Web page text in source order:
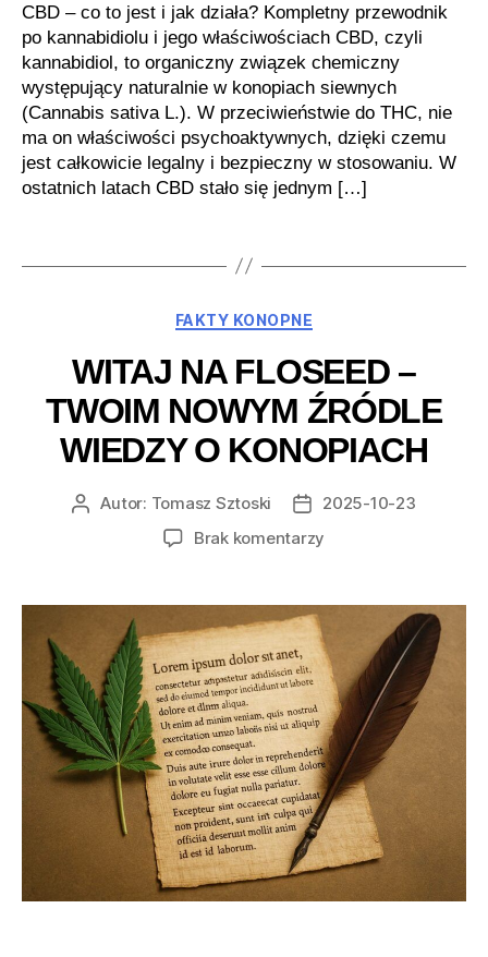
CBD – co to jest i jak działa? Kompletny przewodnik
po kannabidiolu i jego właściwościach CBD, czyli
kannabidiol, to organiczny związek chemiczny
występujący naturalnie w konopiach siewnych
(Cannabis sativa L.). W przeciwieństwie do THC, nie
ma on właściwości psychoaktywnych, dzięki czemu
jest całkowicie legalny i bezpieczny w stosowaniu. W
ostatnich latach CBD stało się jednym […]
Kategorie
FAKTY KONOPNE
WITAJ NA FLOSEED –
TWOIM NOWYM ŹRÓDLE
WIEDZY O KONOPIACH
AutorAutor: Tomasz Sztoski
Data2025-10-23
Brak komentarzy
floseed
Twoim
nowym
źródle
wiedzy
o
konopiach